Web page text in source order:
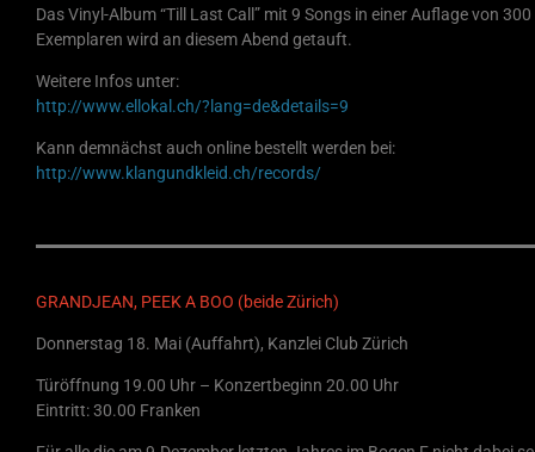
Das Vinyl-Album “Till Last Call” mit 9 Songs in einer Auflage von 300
Exemplaren wird an diesem Abend getauft.
Weitere Infos unter:
http://www.ellokal.ch/?lang=de&details=9
Kann demnächst auch online bestellt werden bei:
http://www.klangundkleid.ch/records/
GRANDJEAN, PEEK A BOO (beide Zürich)
Donnerstag 18. Mai (Auffahrt), Kanzlei Club Zürich
Türöffnung 19.00 Uhr – Konzertbeginn 20.00 Uhr
Eintritt: 30.00 Franken